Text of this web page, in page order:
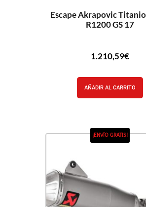
Escape Akrapovic
R1200 GS 17
1.210,59€
AÑADIR AL CARRITO
¡ENVÍO GRATIS!